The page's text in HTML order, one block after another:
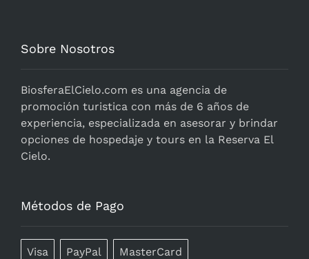
Sobre Nosotros
BiosferaElCielo.com es una agencia de
promoción turistica con más de 6 años de
experiencia, especializada en asesorar y brindar
opciones de hospedaje y tours en la Reserva El
Cielo.
Métodos de Pago
Visa PayPal MasterCard